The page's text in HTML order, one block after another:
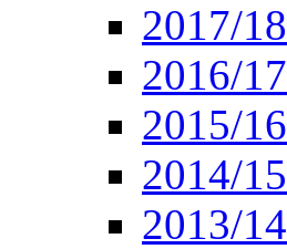
2017/18
2016/17
2015/16
2014/15
2013/14